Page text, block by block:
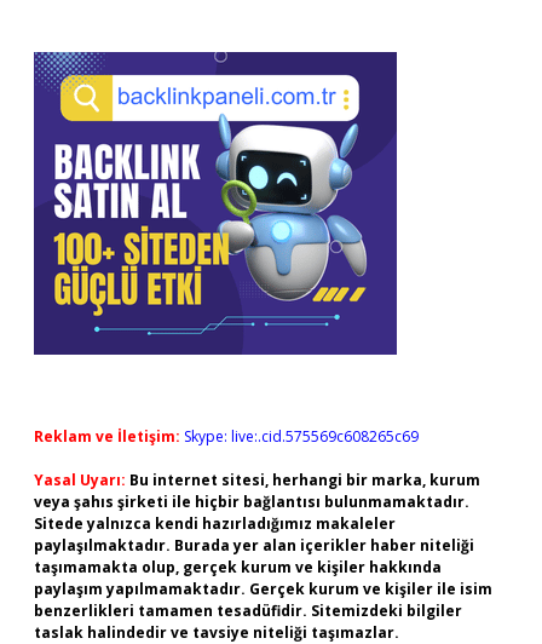
Reklam ve İletişim: Skype: live:.cid.575569c608265c69
Yasal Uyarı: Bu internet sitesi, herhangi bir marka, kurum
veya şahıs şirketi ile hiçbir bağlantısı bulunmamaktadır.
Sitede yalnızca kendi hazırladığımız makaleler
paylaşılmaktadır. Burada yer alan içerikler haber niteliği
taşımamakta olup, gerçek kurum ve kişiler hakkında
paylaşım yapılmamaktadır. Gerçek kurum ve kişiler ile isim
benzerlikleri tamamen tesadüfidir. Sitemizdeki bilgiler
taslak halindedir ve tavsiye niteliği taşımazlar.